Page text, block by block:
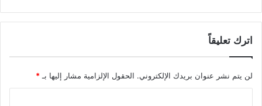
اترك تعليقاً
لن يتم نشر عنوان بريدك الإلكتروني. الحقول الإلزامية مشار إليها بـ *